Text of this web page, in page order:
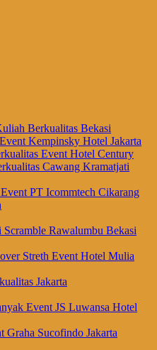
Berkualitas Bekasi
Kempinsky Hotel Jakarta
Event Hotel Century
Cawang Kramatjati
PT Icommtech Cikarang
Scramble Rawalumbu Bekasi
Streth Event Hotel Mulia
Jakarta
Event JS Luwansa Hotel
Graha Sucofindo Jakarta